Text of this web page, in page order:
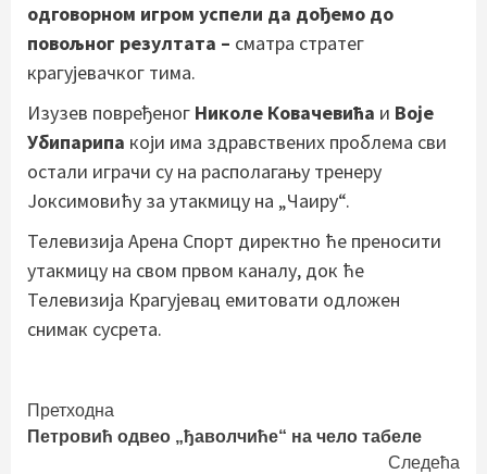
одговорном игром успели да дођемо до
повољног резултата – сматра стратег
крагујевачког тима.
Изузев повређеног Николе Ковачевића и Воје
Убипарипа који има здравствених проблема сви
остали играчи су на располагању тренеру
Јоксимовићу за утакмицу на „Чаиру“.
Телевизија Арена Спорт директно ће преносити
утакмицу на свом првом каналу, док ће
Телевизија Крагујевац емитовати одложен
снимак сусрета.
Continue
Reading
Претходна
Петровић одвео „ђаволчиће“ на чело табеле
Следећа